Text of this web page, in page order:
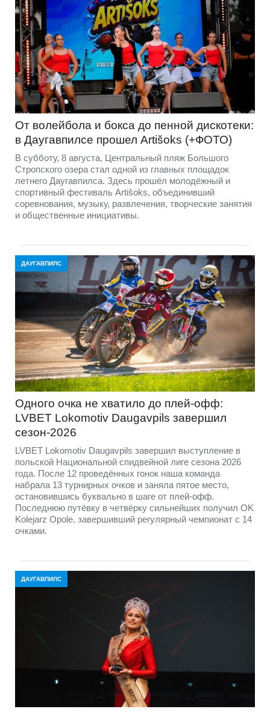
От волейбола и бокса до пенной дискотеки:
в Даугавпилсе прошел Artišoks (+ФОТО)
В субботу, 8 августа, Центральный пляж Большого
Стропского озера стал одной из главных площадок
летнего Даугавпилса. Здесь прошёл молодёжный и
спортивный фестиваль Artišoks, объединивший
соревнования, музыку, развлечения, творческие занятия
и общественные инициативы.
ДАУГАВПИЛС
Одного очка не хватило до плей-офф:
LVBET Lokomotiv Daugavpils завершил
сезон-2026
LVBET Lokomotiv Daugavpils завершил выступление в
польской Национальной спидвейной лиге сезона 2026
года. После 12 проведённых гонок наша команда
набрала 13 турнирных очков и заняла пятое место,
остановившись буквально в шаге от плей-офф.
Последнюю путёвку в четвёрку сильнейших получил OK
Kolejarz Opole, завершивший регулярный чемпионат с 14
очками.
ДАУГАВПИЛС